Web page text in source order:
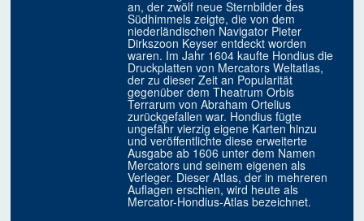
an, der zwölf neue Sternbilder des
Südhimmels zeigte, die von dem
niederländischen Navigator Pieter
Dirkszoon Keyser entdeckt worden
waren. Im Jahr 1604 kaufte Hondius die
Druckplatten von Mercators Weltatlas,
der zu dieser Zeit an Popularität
gegenüber dem Theatrum Orbis
Terrarum von Abraham Ortelius
zurückgefallen war. Hondius fügte
ungefähr vierzig eigene Karten hinzu
und veröffentlichte diese erweiterte
Ausgabe ab 1606 unter dem Namen
Mercators und seinem eigenen als
Verleger. Dieser Atlas, der in mehreren
Auflagen erschien, wird heute als
Mercator-Hondius-Atlas bezeichnet.